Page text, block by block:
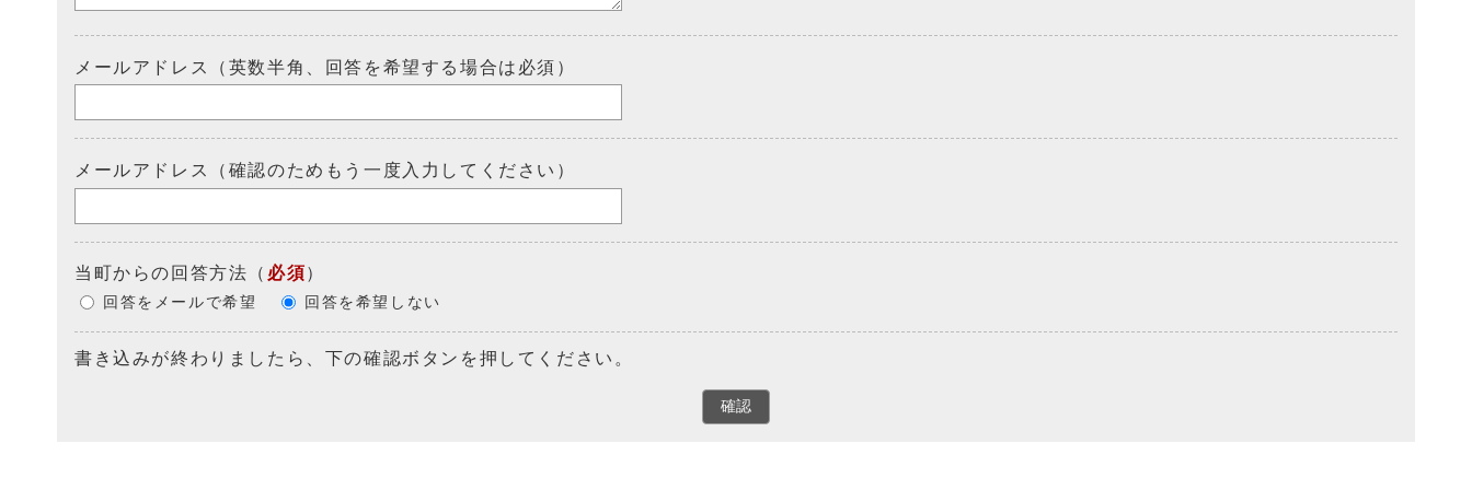
メールアドレス（英数半角、回答を希望する場合は必須）
メールアドレス（確認のためもう一度入力してください）
当町からの回答方法 （ 必須）
回答をメールで希望 回答を希望しない
書き込みが終わりましたら、下の確認ボタンを押してください。
確認